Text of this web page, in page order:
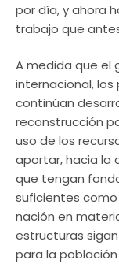
por día, y ahora
trabajo que
A medida que el
internacional,
continúan
reconstrucción
uso de los
aportar, hacia la
que tengan
suficientes
nación en
estructuras
para la